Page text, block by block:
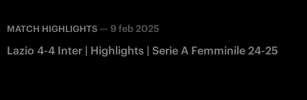
MATCH HIGHLIGHTS — 9 feb 2025
Lazio 4-4 Inter | Highlights | Serie A Femminile 24-25